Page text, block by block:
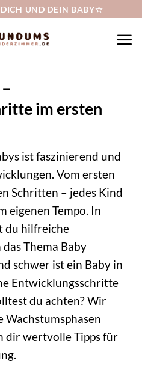
UND DEIN BABY☆
im ersten
ist faszinierend und
Vom ersten
Schritten – jedes Kind
eigenen Tempo. In
du hilfreiche
Thema Baby
schwer ist ein Baby in
Entwicklungsschritte
du achten? Wir
dir wertvolle Tipps für